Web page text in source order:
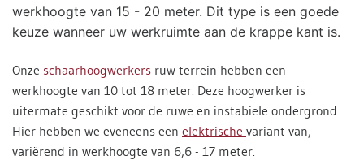
werkhoogte van 15 - 20 meter. Dit type is een goede
keuze wanneer uw werkruimte aan de krappe kant is.
Onze schaarhoogwerkers ruw terrein hebben een
werkhoogte van 10 tot 18 meter. Deze hoogwerker is
uitermate geschikt voor de ruwe en instabiele ondergrond.
Hier hebben we eveneens een elektrische variant van,
variërend in werkhoogte van 6,6 - 17 meter.